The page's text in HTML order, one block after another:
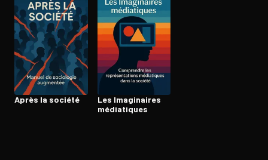
Après la société
Les Imaginaires
médiatiques